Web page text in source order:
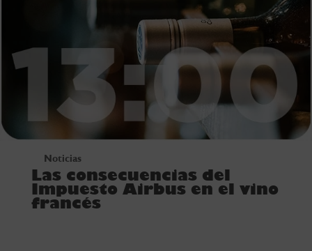
Noticias
Las consecuencias del
Impuesto Airbus en el vino
francés